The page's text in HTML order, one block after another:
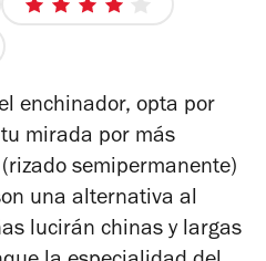
4
estrellas
enchinador, opta por
mirada por más
semipermanente)
una alternativa al
lucirán chinas y largas